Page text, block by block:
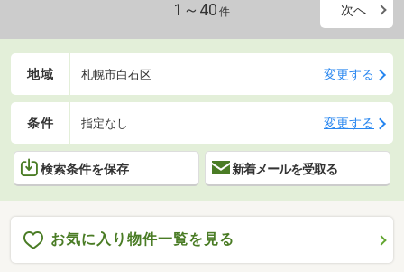
1～40 件 次へ
地域 札幌市白石区 変更する
条件 指定なし 変更する
検索条件を保存 新着メールを受取る
お気に入り物件一覧を見る